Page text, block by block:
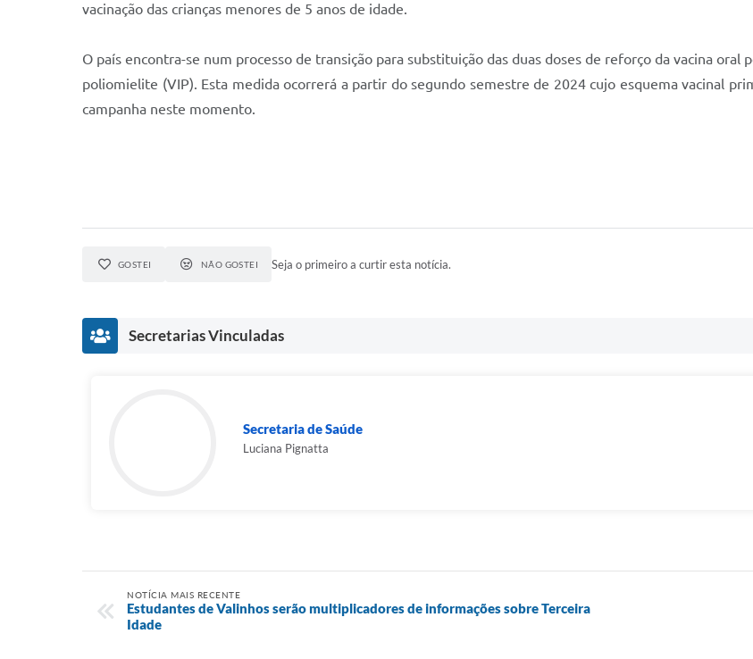
vacinação das crianças menores de 5 anos de idade.
O país encontra-se num processo de transição para substituição das duas doses de reforço da vacina
poliomielite (VIP). Esta medida ocorrerá a partir do segundo semestre de 2024 cujo esquema vacinal
campanha neste momento.
GOSTEI NÃO GOSTEI Seja o primeiro a curtir esta notícia.
Secretarias Vinculadas
Secretaria de Saúde
Luciana Pignatta
NOTÍCIA MAIS RECENTE
Estudantes de Valinhos serão multiplicadores de informações sobre Terceira
Idade